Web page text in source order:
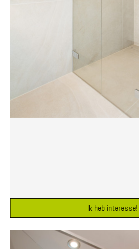
Ik heb interesse!